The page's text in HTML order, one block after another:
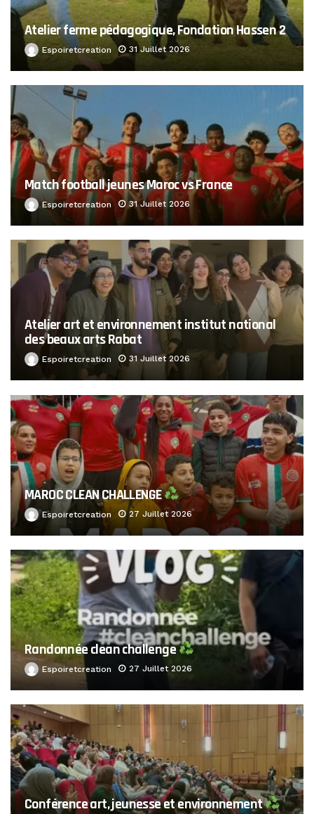
Atelier ferme pédagogique, Fondation Hassen 2
Espoiretcreation 31 Juillet 2026
Match football jeunes Maroc vs France
Espoiretcreation 31 Juillet 2026
Atelier art et environnement institut national
des beaux arts Rabat
Espoiretcreation 31 Juillet 2026
MAROC CLEAN CHALLENGE
Espoiretcreation 27 Juillet 2026
Randonnée clean challenge
Espoiretcreation 27 Juillet 2026
Conférence art, jeunesse et environnement